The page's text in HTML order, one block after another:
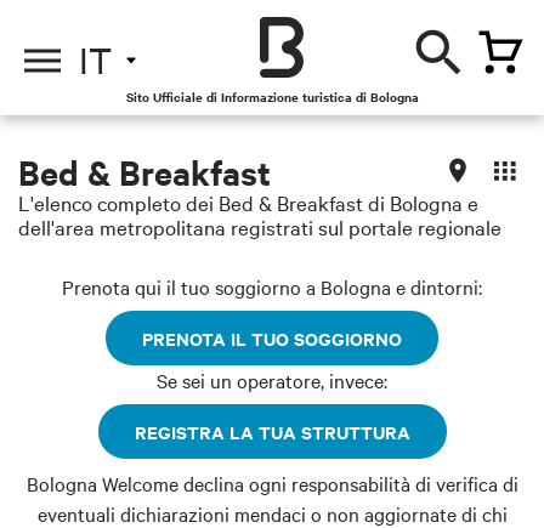
IT
Sito Ufficiale di Informazione turistica di Bologna
Bed & Breakfast
L'elenco completo dei Bed & Breakfast di Bologna e
dell'area metropolitana registrati sul portale regionale
Prenota qui il tuo soggiorno a Bologna e dintorni:
PRENOTA IL TUO SOGGIORNO
Se sei un operatore, invece:
REGISTRA LA TUA STRUTTURA
Bologna Welcome declina ogni responsabilità di verifica di
eventuali dichiarazioni mendaci o non aggiornate di chi